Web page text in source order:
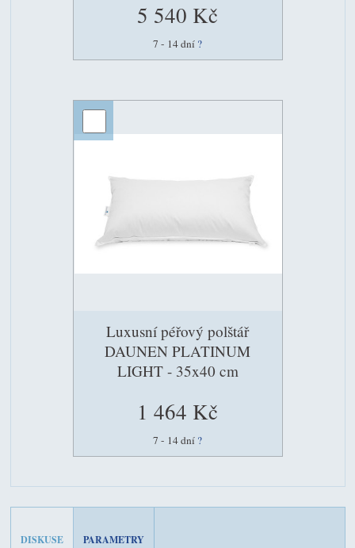
5 540 Kč
7 - 14 dní ?
Luxusní péřový polštář
DAUNEN PLATINUM
LIGHT - 35x40 cm
1 464 Kč
7 - 14 dní ?
DISKUSE PARAMETRY